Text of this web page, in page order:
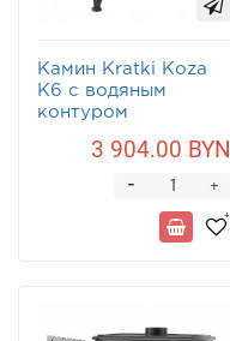
Камин Kratki Koza
K6 с водяным
контуром
3 904.00 BYN
+
-